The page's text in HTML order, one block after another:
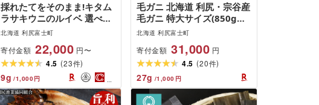
採れたてをそのまま!キタム
ラサキウニのルイベ 選べる
計200g〜1kg [利尻漁業協
利尻富士町 ふるさと納税 北
海道 海鮮 北海道 海鮮 うに
生うに 珍味 北海道 うに 雲
丹 通販 ギフト ウニ 贈答品
贈り物 おせち
北海道 利尻富士町
寄付金額 22,000 円〜
4.5 (23件)
9g /1,000円
毛ガニ 北海道 利尻・宗谷産
毛ガニ 特大サイズ(850g前
後) 選べる1尾〜5尾 [利尻漁
納税 利尻富士町 ふるさと納
税 北海道 海鮮 カニ 蟹 毛ガ
ニ 毛蟹 蟹みそ 毛ガニ
北海道 利尻富士町
寄付金額 31,000 円
4.5 (20件)
27g /1,000 円